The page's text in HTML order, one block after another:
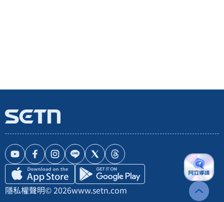
隱私權聲明© 2026www.setn.com